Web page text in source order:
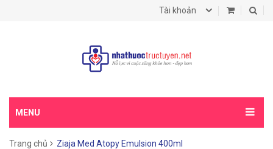
Tài khoản
MENU
Trang chủ Ziaja Med Atopy Emulsion 400ml